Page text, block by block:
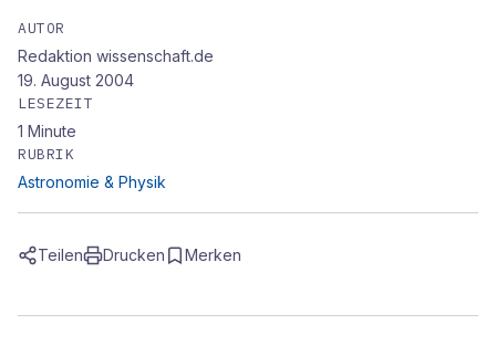
AUTOR
Redaktion wissenschaft.de
19. August 2004
LESEZEIT
1 Minute
RUBRIK
Astronomie & Physik
Teilen Drucken Merken